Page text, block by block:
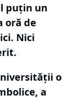
puțin un
oră de
Nici
o
a